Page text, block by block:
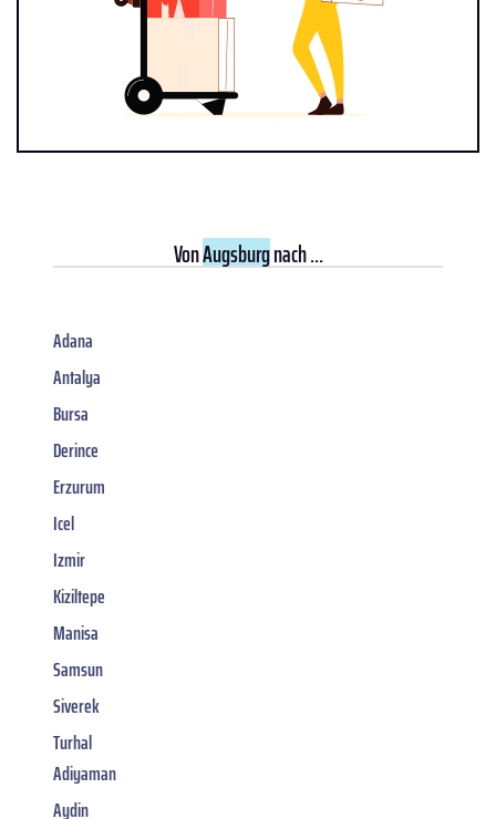
VonAugsburgnach ...
Adana
Antalya
Bursa
Derince
Erzurum
Icel
Izmir
Kiziltepe
Manisa
Samsun
Siverek
Turhal
Adiyaman
Aydin